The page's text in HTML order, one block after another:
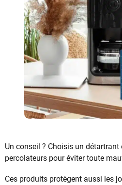
Un conseil ? Choisis un
percolateurs pour éviter toute
Ces produits protègent aussi les